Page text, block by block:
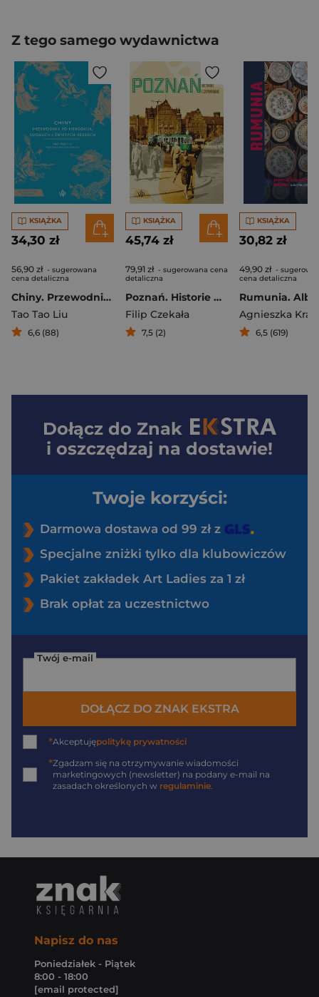
Z tego samego wydawnictwa
KSIĄŻKA
34,30 zł
56,90 zł - sugerowana
cena detaliczna
Chiny. Przewodnik po herosach, smokach i świętych rzekach
Tao Tao Liu
6,6 (88)
KSIĄŻKA
45,74 zł
79,91 zł - sugerowana cena
detaliczna
Poznań. Historie nieznane i zapomniane
Filip Czekała
7,5 (2)
KSIĄŻKA
30,82 zł
49,90 zł -
cena detaliczna
6,5 (619)
Dołącz do Znak
i oszczędzaj na dostawie!
Twoje korzyści:
Darmowa dostawa od 99 zł z
Specjalne zniżki tylko dla klubowiczów
Pakiet zakładek Art Ladies za 1 zł
Brak opłat za uczestnictwo
Twój e-mail
DOŁĄCZ DO ZNAK EKSTRA
*Akceptujępolitykę prywatności
*Zgadzam się na otrzymywanie wiadomości
marketingowych (newsletter) na podany e-mail na
zasadach określonych w regulaminie
Napisz do nas
Poniedziałek - Piątek
8:00 - 18:00
[email protected]